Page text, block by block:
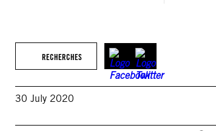
RECHERCHES
30 July 2020